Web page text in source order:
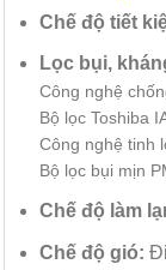
Chế độ tiết
Lọc bụi,
Công nghệ
Bộ lọc Toshiba
Công nghệ tinh
Bộ lọc bụi mịn
Chế độ làm
Chế độ gió: